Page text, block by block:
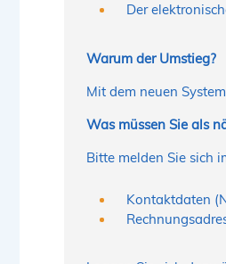
Der
Warum der Umstieg?
Mit dem neuen
Was müssen Sie als
Bitte melden Sie sich
Kontaktdaten